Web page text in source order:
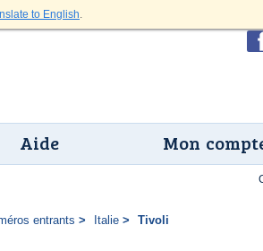
to English.
Aide Mon
entrants Italie Tivoli